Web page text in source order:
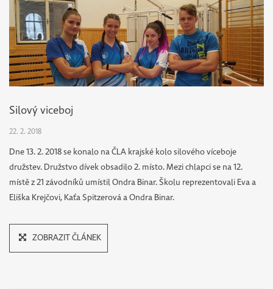
TISKOPISY A
FORMULÁŘE
PRO SŠ
KONZULTAČNÍ
HODINY
ČASOPIS
ROZVRHY
STUDIA PS3D
Silový viceboj
22. 2. 2018
Dne 13. 2. 2018 se konalo na ČLA krajské kolo silového víceboje
družstev. Družstvo dívek obsadilo 2. místo. Mezi chlapci se na 12.
místě z 21 závodníků umístil Ondra Binar. Školu reprezentovali Eva a
Eliška Krejčovi, Kaťa Spitzerová a Ondra Binar.
ZOBRAZIT ČLÁNEK